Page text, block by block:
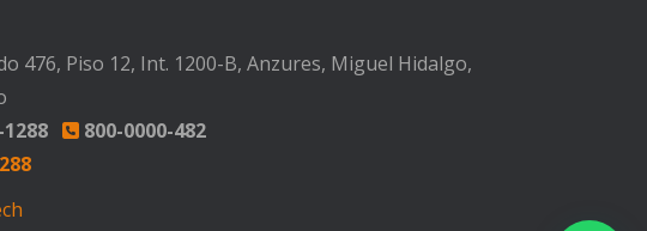
476, Piso 12, Int. 1200-B, Anzures, Miguel Hidalgo,
800-0000-482